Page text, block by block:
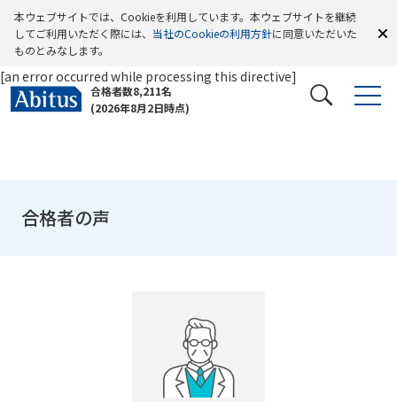
本ウェブサイトでは、Cookieを利用しています。本ウェブサイトを継続
してご利用いただく際には、 当社のCookieの利用方針に同意いただいた
ものとみなします。
合格者数8,211名
(2026年8月2日時点)
[an error occurred while processing this directive]
合格者の声